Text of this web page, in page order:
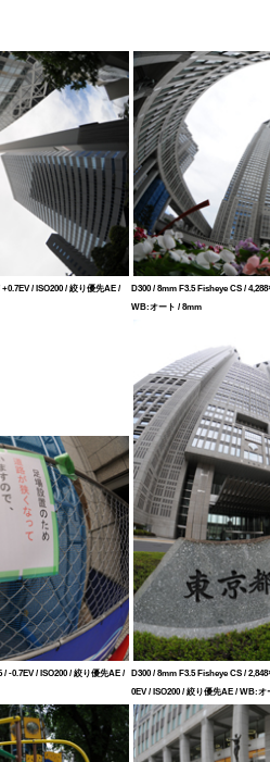
/ ISO200 / 絞り優先AE /
D300 / 8mm F3.5 Fisheye CS /
WB:オート / 8mm
/ -0.7EV / ISO200 / 絞り優先AE /
D300 / 8mm F3.5 Fisheye CS /
0EV / ISO200 / 絞り優先AE / WB:オ